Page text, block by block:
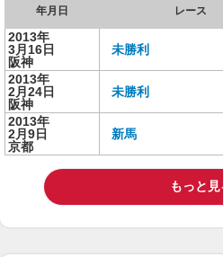
年月日 レース
2013年
3月16日
阪神
未勝利
2013年
2月24日
阪神
未勝利
2013年
2月9日
京都
新馬
もっと見